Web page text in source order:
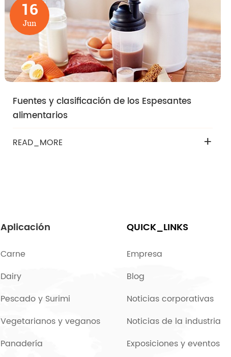
16
Jun
Fuentes y clasificación de los Espesantes
alimentarios
READ_MORE +
Aplicación
Carne
Dairy
Pescado y Surimi
Vegetarianos y veganos
Panadería
QUICK_LINKS
Empresa
Blog
Noticias corporativas
Noticias de la industria
Exposiciones y eventos